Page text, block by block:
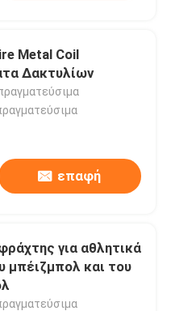
Metal Coil
Δακτυλίων
επαφή
για αθλητικά
μπέιζμπολ και του